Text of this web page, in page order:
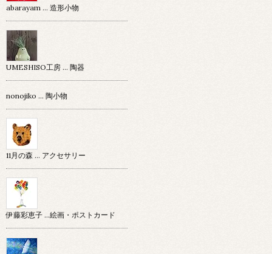
abarayam … 造形小物
UMESHISO工房 … 陶器
nonojiko ... 陶小物
11月の森 … アクセサリー
伊藤彩恵子 …絵画・ポストカード